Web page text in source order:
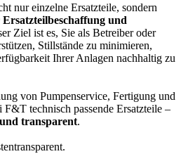
nur einzelne Ersatzteile, sondern
und
Ziel ist es, Sie als Betreiber oder
Stillstände zu minimieren,
Ihrer Anlagen nachhaltig zu
von Pumpenservice, Fertigung und
technisch passende Ersatzteile –
transparent.